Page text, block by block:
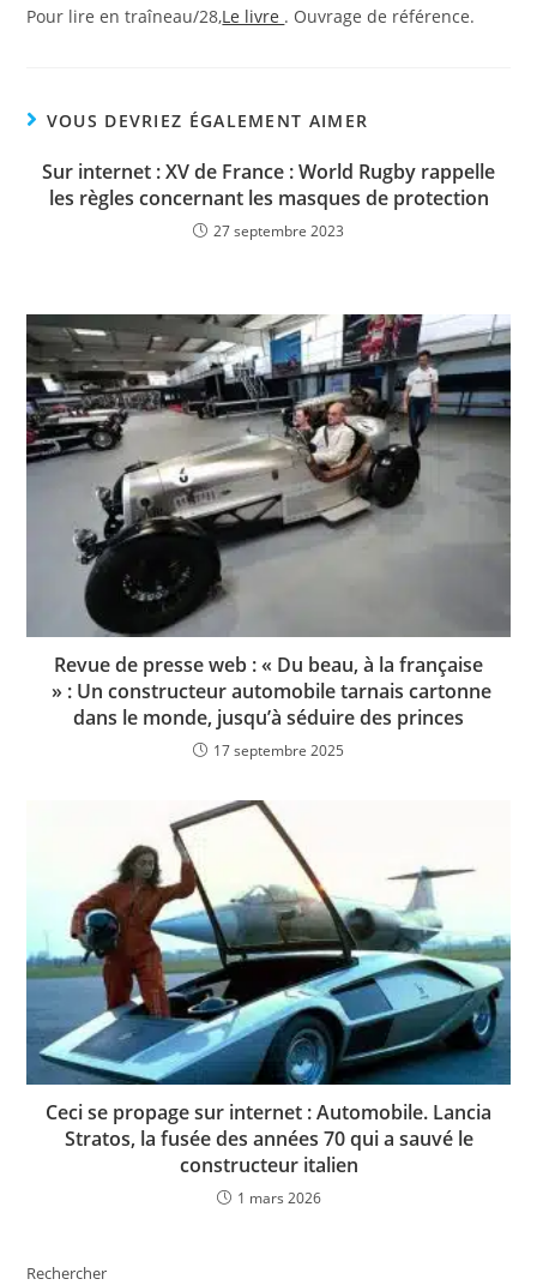
Pour lire en traîneau/28,Le livre . Ouvrage de référence.
VOUS DEVRIEZ ÉGALEMENT AIMER
Sur internet : XV de France : World Rugby rappelle
les règles concernant les masques de protection
27 septembre 2023
Revue de presse web : « Du beau, à la française
» : Un constructeur automobile tarnais cartonne
dans le monde, jusqu’à séduire des princes
17 septembre 2025
Ceci se propage sur internet : Automobile. Lancia
Stratos, la fusée des années 70 qui a sauvé le
constructeur italien
1 mars 2026
Rechercher